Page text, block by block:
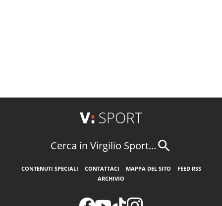
Cerca in Virgilio Sport...
CONTENUTI SPECIALI CONTATTACI MAPPA DEL SITO
FEED RSS
ARCHIVIO